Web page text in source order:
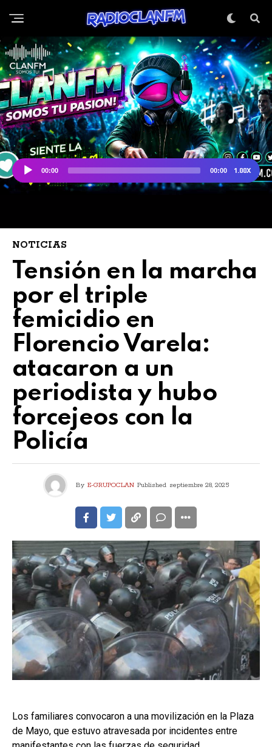
NOTICIAS
Tensión en la marcha
por el triple
femicidio en
Florencio Varela:
atacaron a un
periodista y hubo
forcejeos con la
Policía
By E-GRUPOCLAN Published septiembre 28, 2025
Los familiares convocaron a una movilización en la Plaza
de Mayo, que estuvo atravesada por incidentes entre